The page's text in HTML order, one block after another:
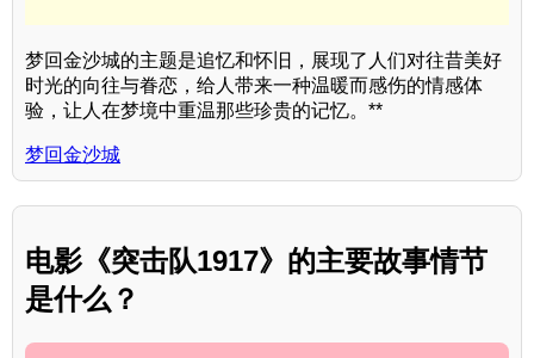
梦回金沙城的主题是追忆和怀旧，展现了人们对往昔美好
时光的向往与眷恋，给人带来一种温暖而感伤的情感体
验，让人在梦境中重温那些珍贵的记忆。**
梦回金沙城
电影《突击队1917》的主要故事情节
是什么？